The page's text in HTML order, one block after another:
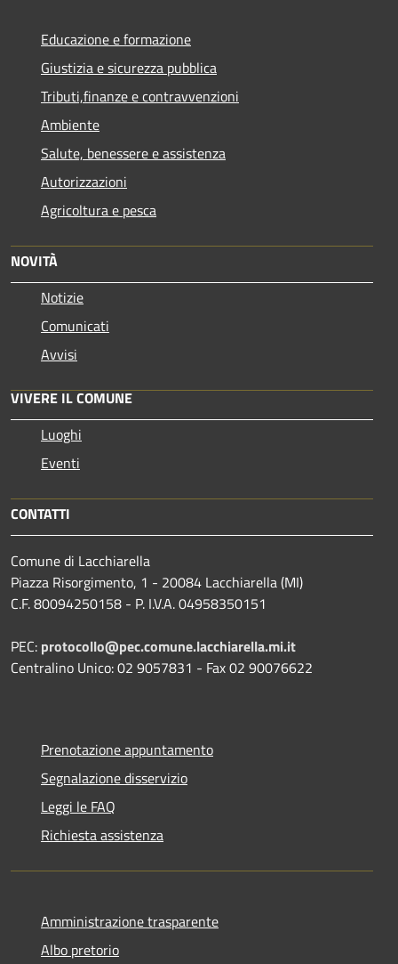
Educazione e formazione
Giustizia e sicurezza pubblica
Tributi,finanze e contravvenzioni
Ambiente
Salute, benessere e assistenza
Autorizzazioni
Agricoltura e pesca
NOVITÀ
Notizie
Comunicati
Avvisi
VIVERE IL COMUNE
Luoghi
Eventi
CONTATTI
Comune di Lacchiarella
Piazza Risorgimento, 1 - 20084 Lacchiarella (MI)
C.F. 80094250158 - P. I.V.A. 04958350151
PEC: protocollo@pec.comune.lacchiarella.mi.it
Centralino Unico: 02 9057831 - Fax 02 90076622
Prenotazione appuntamento
Segnalazione disservizio
Leggi le FAQ
Richiesta assistenza
Amministrazione trasparente
Albo pretorio